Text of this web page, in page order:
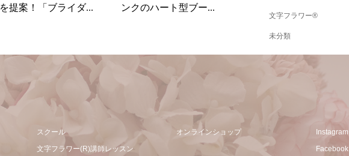
を提案！「ブライダ...
ンクのハート型ブー...
文字フラワー®
未分類
スクール
文字フラワー(R)講師レッスン
オンラインショップ
Instagram
Facebook